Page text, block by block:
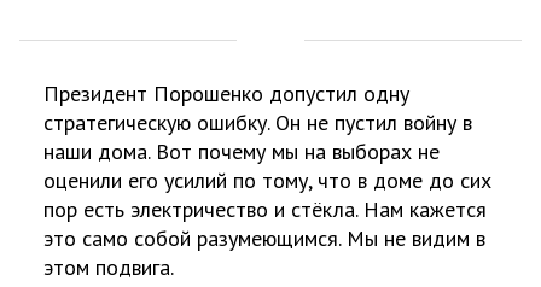
Президент Порошенко допустил одну
стратегическую ошибку. Он не пустил войну в
наши дома. Вот почему мы на выборах не
оценили его усилий по тому, что в доме до сих
пор есть электричество и стёкла. Нам кажется
это само собой разумеющимся. Мы не видим в
этом подвига.